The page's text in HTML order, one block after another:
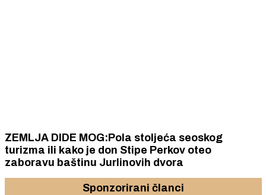
ZEMLJA DIDE MOG:Pola stoljeća seoskog
turizma ili kako je don Stipe Perkov oteo
zaboravu baštinu Jurlinovih dvora
Sponzorirani članci